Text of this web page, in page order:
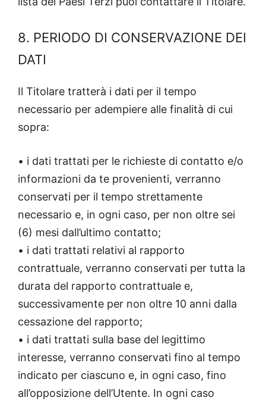
8. PERIODO DI CONSERVAZIONE DEI
DATI
Il Titolare tratterà i dati per il tempo
necessario per adempiere alle finalità di cui
sopra:
• i dati trattati per le richieste di contatto e/o
informazioni da te provenienti, verranno
conservati per il tempo strettamente
necessario e, in ogni caso, per non oltre sei
(6) mesi dall’ultimo contatto;
• i dati trattati relativi al rapporto
contrattuale, verranno conservati per tutta la
durata del rapporto contrattuale e,
successivamente per non oltre 10 anni dalla
cessazione del rapporto;
• i dati trattati sulla base del legittimo
interesse, verranno conservati fino al tempo
indicato per ciascuno e, in ogni caso, fino
all’opposizione dell’Utente. In ogni caso